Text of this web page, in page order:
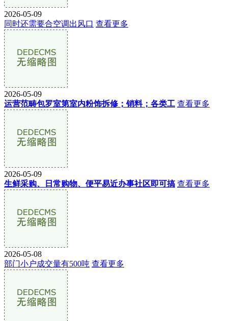
2026-05-09
同时还需要合空调出风口 查看更多
2026-05-09
运营范畴包罗室第室内粉饰拆修；销料；各类工 查看更多
2026-05-09
生鲜采购、日常购物、便平易近办事社区即可搞 查看更多
2026-05-08
部门小户成交量有500吨 查看更多